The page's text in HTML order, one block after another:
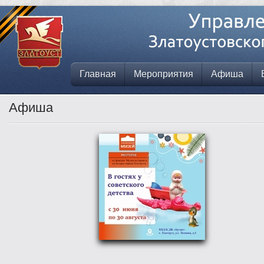
Главная Мероприятия Афиша
Афиша